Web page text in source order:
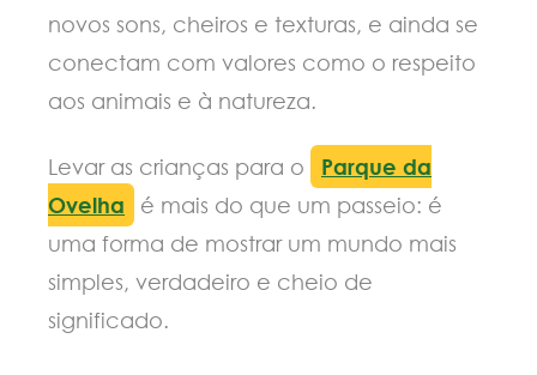
novos sons, cheiros e texturas, e ainda se
conectam com valores como o respeito
aos animais e à natureza.
Levar as crianças para o
Parque da
Ovelha
é mais do que um passeio: é
uma forma de mostrar um mundo mais
simples, verdadeiro e cheio de
significado.